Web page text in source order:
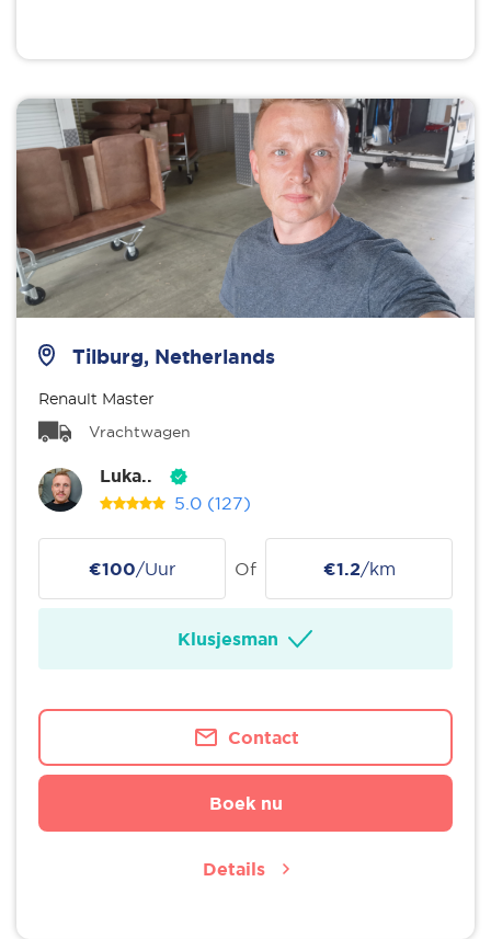
Tilburg, Netherlands
Renault Master
Vrachtwagen
Luka..
5.0 (127)
€100/Uur Of €1.2/km
Klusjesman
Contact
Boek nu
Details